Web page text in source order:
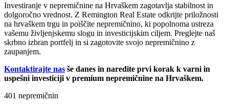
Investiranje v nepremičnine na Hrvaškem zagotavlja stabilnost in
dolgoročno vrednost. Z Remington Real Estate odkrijte priložnosti
na hrvaškem trgu in poiščite nepremičnino, ki popolnoma ustreza
vašemu življenjskemu slogu in investicijskim ciljem. Preglejte naš
skrbno izbran portfelj in si zagotovite svojo nepremičnino z
zaupanjem.
Kontaktirajte nas še danes in naredite prvi korak k varni in
uspešni investiciji v premium nepremičnine na Hrvaškem.
401 nepremičnin